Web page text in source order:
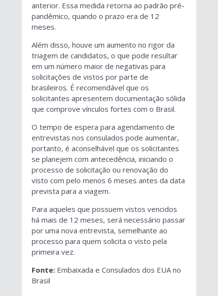
anterior. Essa medida retorna ao padrão pré-
pandêmico, quando o prazo era de 12
meses.
Além disso, houve um aumento no rigor da
triagem de candidatos, o que pode resultar
em um número maior de negativas para
solicitações de vistos por parte de
brasileiros. É recomendável que os
solicitantes apresentem documentação sólida
que comprove vínculos fortes com o Brasil.
O tempo de espera para agendamento de
entrevistas nos consulados pode aumentar,
portanto, é aconselhável que os solicitantes
se planejem com antecedência, iniciando o
processo de solicitação ou renovação do
visto com pelo menos 6 meses antes da data
prevista para a viagem.
Para aqueles que possuem vistos vencidos
há mais de 12 meses, será necessário passar
por uma nova entrevista, semelhante ao
processo para quem solicita o visto pela
primeira vez.
Fonte: Embaixada e Consulados dos EUA no
Brasil